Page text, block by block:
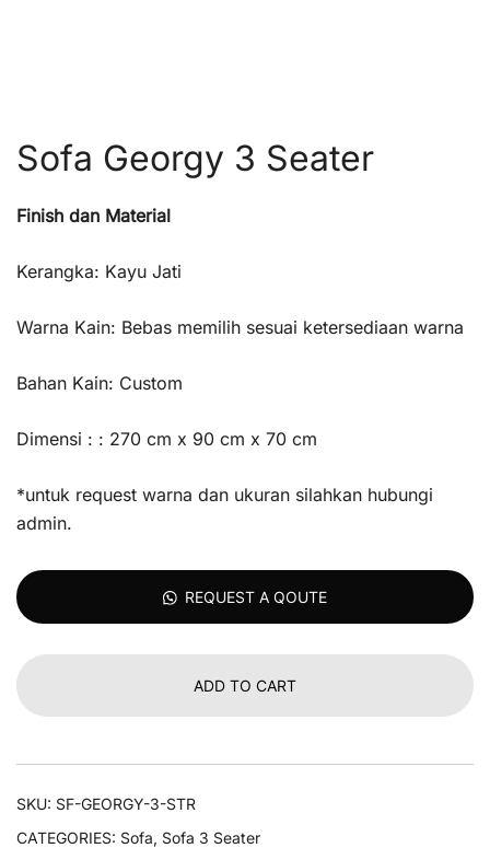
Sofa Georgy 3 Seater
Finish dan Material
Kerangka: Kayu Jati
Warna Kain: Bebas memilih sesuai ketersediaan warna
Bahan Kain: Custom
Dimensi : : 270 cm x 90 cm x 70 cm
*untuk request warna dan ukuran silahkan hubungi
admin.
REQUEST A QOUTE
ADD TO CART
SKU: SF-GEORGY-3-STR
CATEGORIES: Sofa, Sofa 3 Seater